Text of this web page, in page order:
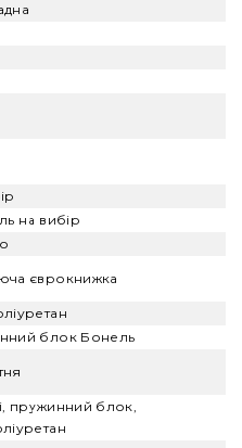
на вибір
єврокнижка
блок Бонель
пружинний блок,